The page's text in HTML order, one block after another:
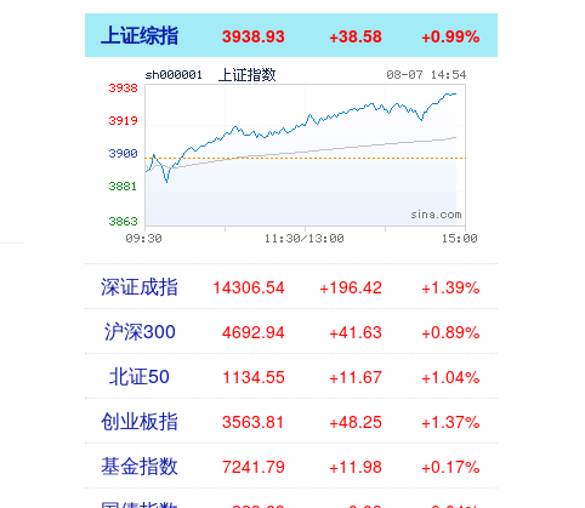
上证综指 3938.93 +38.58 +0.99%
深证成指 14306.54 +196.42 +1.39%
沪深300 4692.94 +41.63 +0.89%
北证50 1134.55 +11.67 +1.04%
创业板指 3563.81 +48.25 +1.37%
基金指数 7241.79 +11.98 +0.17%